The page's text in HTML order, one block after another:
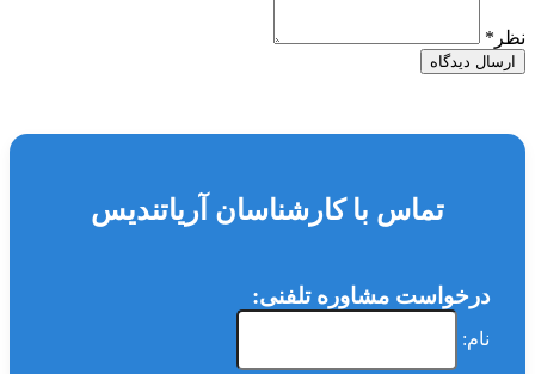
نظر *
ارسال دیدگاه
تماس با کارشناسان آریاتندیس
درخواست مشاوره تلفنی:
نام: